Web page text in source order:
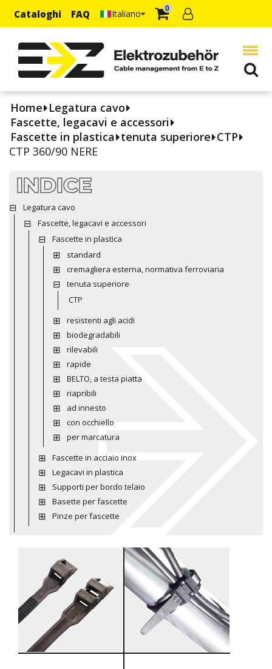
Cataloghi FAQ Italiano 0
Home Legatura cavo
Fascette, legacavi e accessori
Fascette in plastica tenuta superiore CTP
CTP 360/90 NERE
INDICE
Legatura cavo
Fascette, legacavi e accessori
Fascette in plastica
standard
cremagliera esterna, normativa ferroviaria
tenuta superiore
CTP
resistenti agli acidi
biodegradabili
rilevabili
rapide
BELTO, a testa piatta
riapribili
ad innesto
con occhiello
per marcatura
Fascette in acciaio inox
Legacavi in plastica
Supporti per bordo telaio
Basette per fascette
Pinze per fascette